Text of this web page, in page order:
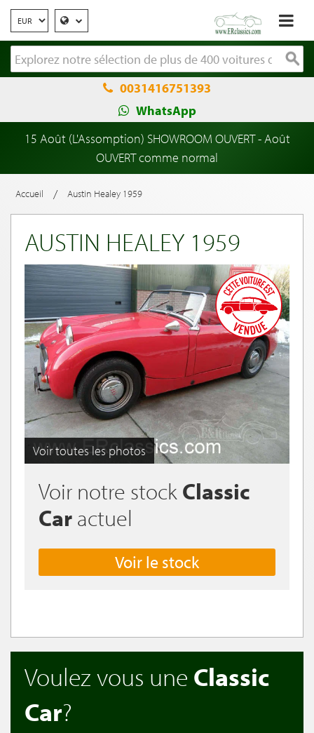
0031416751393
WhatsApp
15 Août (L'Assomption) SHOWROOM OUVERT - Août
OUVERT comme normal
Accueil / Austin Healey 1959
AUSTIN HEALEY 1959
Voir toutes les photos
Voir notre stock Classic
Car actuel
Voir le stock
Voulez vous une Classic
Car?